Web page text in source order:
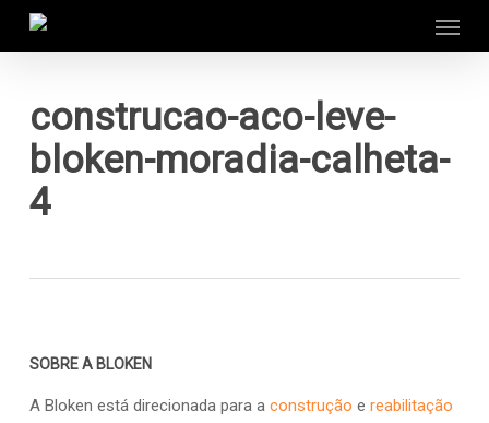
construcao-aco-leve-
bloken-moradia-calheta-
4
SOBRE A BLOKEN
A Bloken está direcionada para a construção e reabilitação